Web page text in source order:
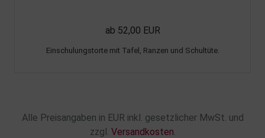
ab 52,00 EUR
Einschulungstorte mit Tafel, Ranzen und Schultüte.
Alle Preisangaben in EUR inkl. gesetzlicher MwSt. und
zzgl. Versandkosten